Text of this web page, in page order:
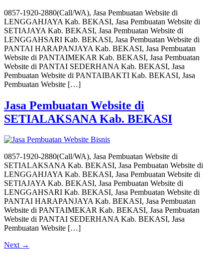
0857-1920-2880(Call/WA), Jasa Pembuatan Website di
LENGGAHJAYA Kab. BEKASI, Jasa Pembuatan Website di
SETIAJAYA Kab. BEKASI, Jasa Pembuatan Website di
LENGGAHSARI Kab. BEKASI, Jasa Pembuatan Website di
PANTAI HARAPANJAYA Kab. BEKASI, Jasa Pembuatan
Website di PANTAIMEKAR Kab. BEKASI, Jasa Pembuatan
Website di PANTAI SEDERHANA Kab. BEKASI, Jasa
Pembuatan Website di PANTAIBAKTI Kab. BEKASI, Jasa
Pembuatan Website […]
Jasa Pembuatan Website di
SETIALAKSANA Kab. BEKASI
0857-1920-2880(Call/WA), Jasa Pembuatan Website di
SETIALAKSANA Kab. BEKASI, Jasa Pembuatan Website di
LENGGAHJAYA Kab. BEKASI, Jasa Pembuatan Website di
SETIAJAYA Kab. BEKASI, Jasa Pembuatan Website di
LENGGAHSARI Kab. BEKASI, Jasa Pembuatan Website di
PANTAI HARAPANJAYA Kab. BEKASI, Jasa Pembuatan
Website di PANTAIMEKAR Kab. BEKASI, Jasa Pembuatan
Website di PANTAI SEDERHANA Kab. BEKASI, Jasa
Pembuatan Website […]
Next →